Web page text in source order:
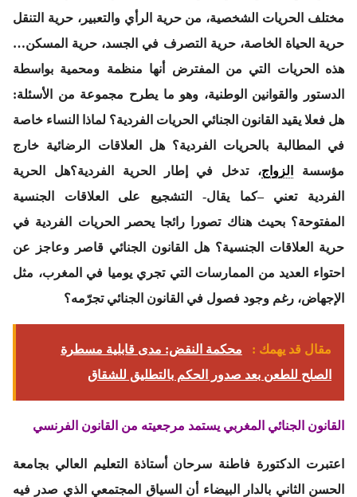
مختلف الحريات الشخصية، من حرية الرأي والتعبير، حرية التنقل
حرية الحياة الخاصة، حرية التصرف في الجسد، حرية المسكن…
هذه الحريات التي من المفترض أنها منظمة ومحمية بواسطة
الدستور والقوانين الوطنية، وهو ما يطرح مجموعة من الأسئلة:
هل فعلا يقيد القانون الجنائي الحريات الفردية؟ لماذا النساء خاصة
في المطالبة بالحريات الفردية؟ هل العلاقات الرضائية خارج
مؤسسة
الزواج، تدخل في إطار الحرية الفردية؟هل الحرية
الفردية تعني –كما يقال- التشجيع على العلاقات الجنسية
المفتوحة؟ بحيث هناك تصورا رائجا يحصر الحريات الفردية في
حرية العلاقات الجنسية؟ هل القانون الجنائي قاصر وعاجز عن
احتواء العديد من الممارسات التي تجري يوميا في المغرب، مثل
الإجهاض، رغم وجود فصول في القانون الجنائي تجرّمه؟
مقال قد يهمك :
محكمة النقض: مدى قابلية مسطرة
الصلح للطعن بعد صدور الحكم بالتطليق للشقاق
القانون الجنائي المغربي يستمد مرجعيته من القانون الفرنسي
اعتبرت الدكتورة فاطنة سرحان أستاذة التعليم العالي بجامعة
الحسن الثاني بالدار البيضاء أن السياق المجتمعي الذي صدر فيه